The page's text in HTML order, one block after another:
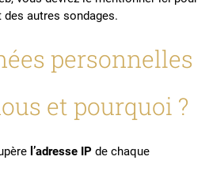
autres sondages.
personnelles
et pourquoi ?
l’adresse IP de chaque